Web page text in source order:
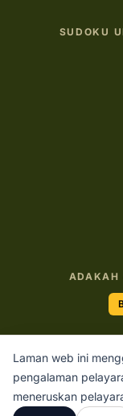
Laman web ini
pengalaman
meneruskan
SUDOKU
ADAKAH
“Satu-satunya
adalah